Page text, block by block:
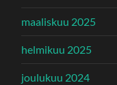
maaliskuu 2025
helmikuu 2025
joulukuu 2024